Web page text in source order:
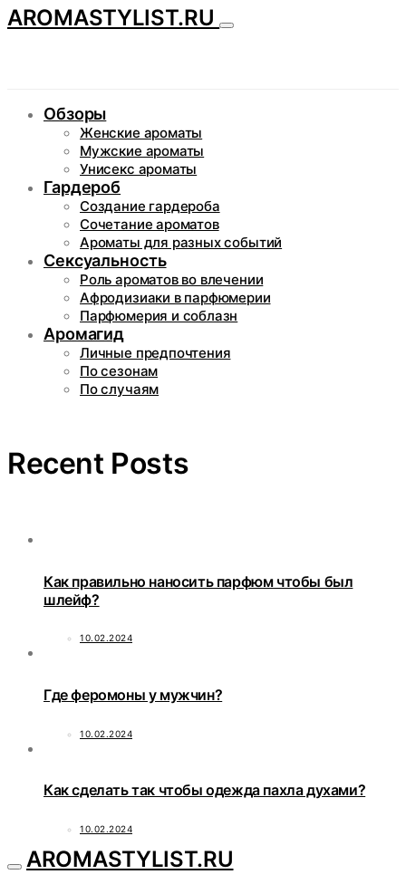
AROMASTYLIST.RU
Обзоры
Женские ароматы
Мужские ароматы
Унисекс ароматы
Гардероб
Создание гардероба
Сочетание ароматов
Ароматы для разных событий
Сексуальность
Роль ароматов во влечении
Афродизиаки в парфюмерии
Парфюмерия и соблазн
Аромагид
Личные предпочтения
По сезонам
По случаям
Recent Posts
Как правильно наносить парфюм чтобы был
шлейф?
10.02.2024
Где феромоны у мужчин?
10.02.2024
Как сделать так чтобы одежда пахла духами?
10.02.2024
AROMASTYLIST.RU